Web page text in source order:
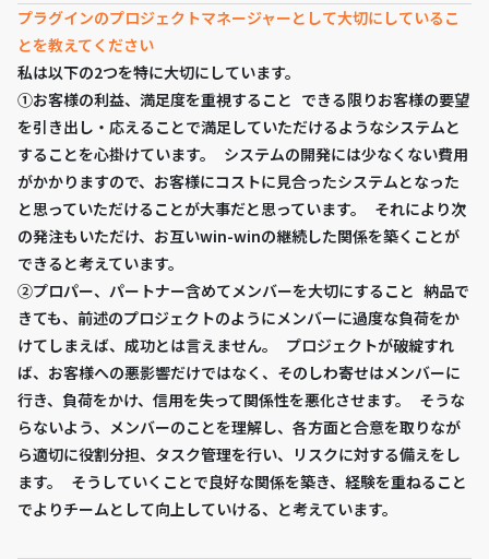
プラグインのプロジェクトマネージャーとして大切にしているこ
とを教えてください
私は以下の2つを特に大切にしています。
①お客様の利益、満足度を重視すること できる限りお客様の要望
を引き出し・応えることで満足していただけるようなシステムと
することを心掛けています。 システムの開発には少なくない費用
がかかりますので、お客様にコストに見合ったシステムとなった
と思っていただけることが大事だと思っています。 それにより次
の発注もいただけ、お互いwin-winの継続した関係を築くことが
できると考えています。
②プロパー、パートナー含めてメンバーを大切にすること 納品で
きても、前述のプロジェクトのようにメンバーに過度な負荷をか
けてしまえば、成功とは言えません。 プロジェクトが破綻すれ
ば、お客様への悪影響だけではなく、そのしわ寄せはメンバーに
行き、負荷をかけ、信用を失って関係性を悪化させます。 そうな
らないよう、メンバーのことを理解し、各方面と合意を取りなが
ら適切に役割分担、タスク管理を行い、リスクに対する備えをし
ます。 そうしていくことで良好な関係を築き、経験を重ねること
でよりチームとして向上していける、と考えています。